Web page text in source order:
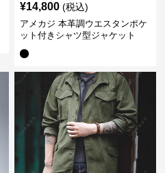
¥14,800 (税込)
アメカジ 本革調ウエスタンポケ
ット付きシャツ型ジャケット